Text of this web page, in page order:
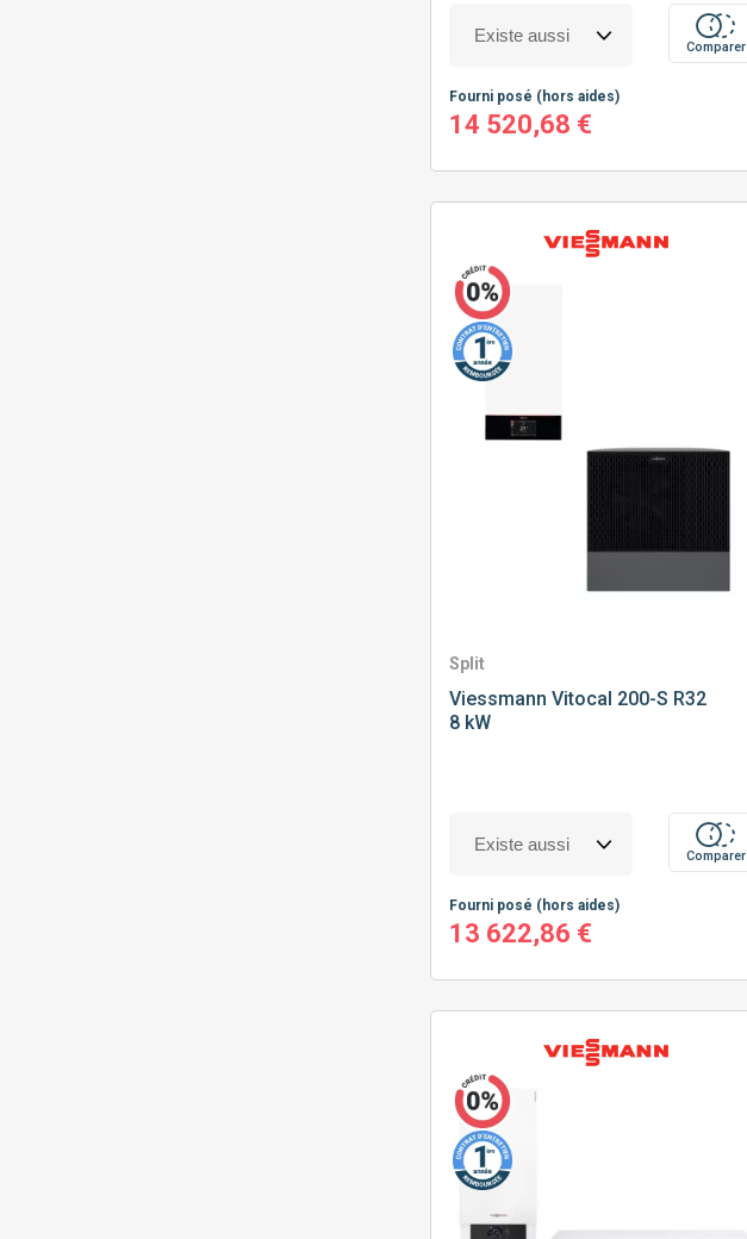
Comparer
Fourni posé (hors aides)
14 520,68 €
Split
Viessmann Vitocal 200-S R32
8 kW
Comparer
Fourni posé (hors aides)
13 622,86 €